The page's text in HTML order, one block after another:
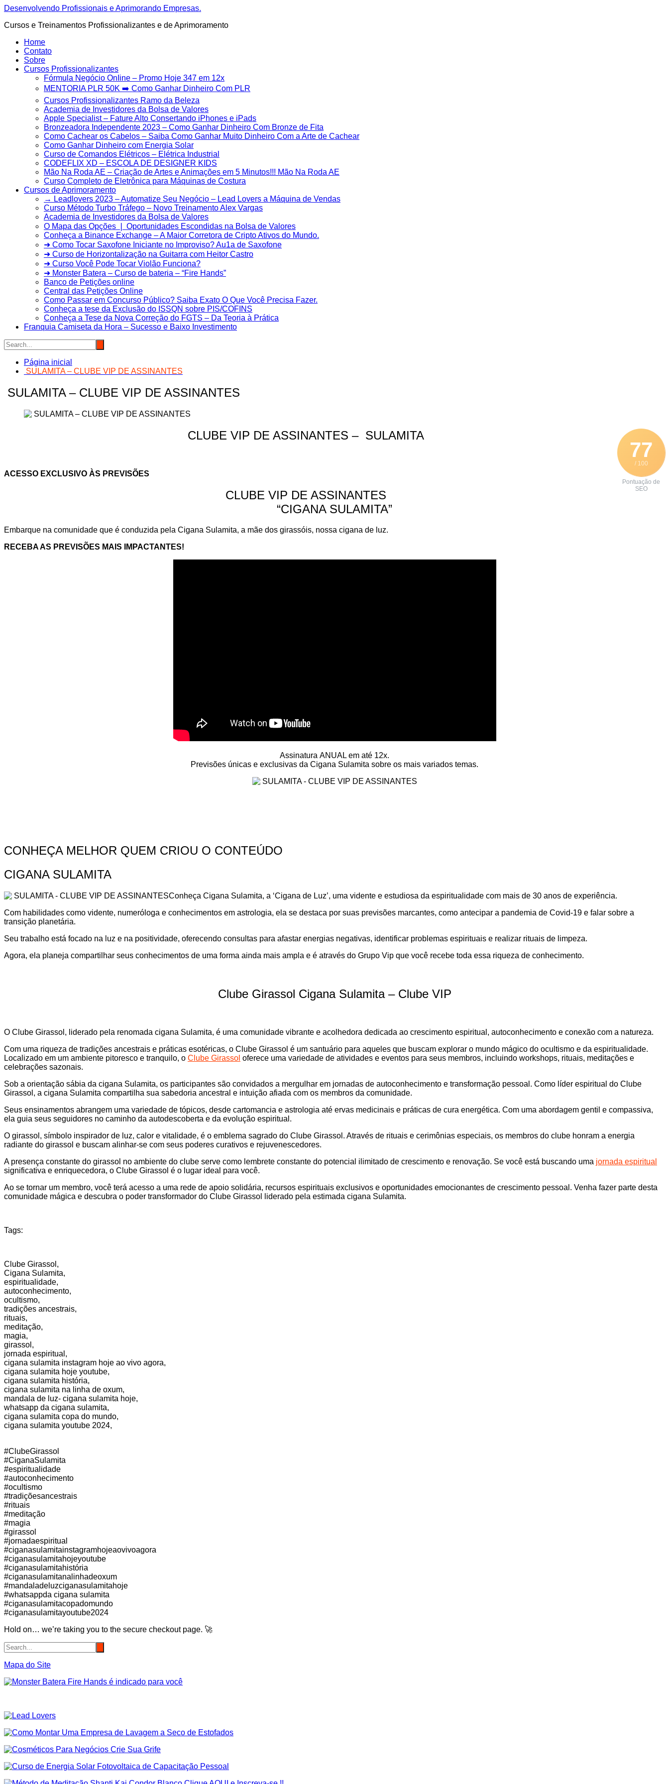
Ir
o
Desenvolvendo Profissionais e Aprimorando Empresas.
Cursos e Treinamentos Profissionalizantes e de Aprimoramento
Home
Contato
Sobre
Cursos Profissionalizantes
Fórmula Negócio OnIine – Promo Hoje 347 em 12x
MENTORIA PLR 50K ➡️ Como Ganhar Dinheiro Com PLR
Cursos Profissionalizantes Ramo da Beleza
Academia de Investidores da Bolsa de Valores
Apple Specialist – Fature Alto Consertando iPhones e iPads
Bronzeadora Independente 2023 – Como Ganhar Dinheiro Com Bronze de Fita
Como Cachear os Cabelos – Saiba Como Ganhar Muito Dinheiro Com a Arte de Cachear
Como Ganhar Dinheiro com Energia Solar
Curso de Comandos Elétricos – Elétrica Industrial
CODEFLIX XD – ESCOLA DE DESIGNER KIDS
Mão Na Roda AE – Criação de Artes e Animações em 5 Minutos!!! Mão Na Roda AE
Curso Completo de Eletrônica para Máquinas de Costura
Cursos de Aprimoramento
→ Leadlovers 2023 – Automatize Seu Negócio – Lead Lovers a Máquina de Vendas
Curso Método Turbo Tráfego – Novo Treinamento Alex Vargas
Academia de Investidores da Bolsa de Valores
O Mapa das Opções ❘ Oportunidades Escondidas na Bolsa de Valores
Conheça a Binance Exchange – A Maior Corretora de Cripto Ativos do Mundo.
➜ Como Tocar Saxofone Iniciante no Improviso? Au1a de Saxofone
➜ Curso de Horizontalização na Guitarra com Heitor Castro
➜ Curso Você Pode Tocar Violão Funciona?
➜ Monster Batera – Curso de bateria – “Fire Hands”‎
Banco de Petições online
Central das Petições Online
Como Passar em Concurso Público? Saiba Exato O Que Você Precisa Fazer.
Conheça a tese da Exclusão do ISSQN sobre PIS/COFINS
Conheça a Tese da Nova Correção do FGTS – Da Teoria à Prática
Franquia Camiseta da Hora – Sucesso e Baixo Investimento
Página inicial
SULAMITA – CLUBE VIP DE ASSINANTES
SULAMITA – CLUBE VIP DE ASSINANTES
77
/ 100
Pontuação de
SEO
CLUBE VIP DE ASSINANTES – SULAMITA
ACESSO EXCLUSIVO ÀS PREVISÕES
CLUBE VIP DE ASSINANTES
“CIGANA SULAMITA”
Embarque na comunidade que é conduzida pela Cigana Sulamita, a mãe dos girassóis, nossa cigana de luz.
RECEBA AS PREVISÕES MAIS IMPACTANTES!
Assinatura ANUAL em até 12x.
Previsões únicas e exclusivas da Cigana Sulamita sobre os mais variados temas.
CONHEÇA MELHOR QUEM CRIOU O CONTEÚDO
CIGANA SULAMITA
Conheça Cigana Sulamita, a ‘Cigana de Luz’, uma vidente e estudiosa da espiritualidade com mais de 30 anos de experiência.
Com habilidades como vidente, numeróloga e conhecimentos em astrologia, ela se destaca por suas previsões marcantes, como antecipar a pandemia de Covid-19 e falar sobre a
transição planetária.
Seu trabalho está focado na luz e na positividade, oferecendo consultas para afastar energias negativas, identificar problemas espirituais e realizar rituais de limpeza.
Agora, ela planeja compartilhar seus conhecimentos de uma forma ainda mais ampla e é através do Grupo Vip que você recebe toda essa riqueza de conhecimento.
Clube Girassol Cigana Sulamita – Clube VIP
O Clube Girassol, liderado pela renomada cigana Sulamita, é uma comunidade vibrante e acolhedora dedicada ao crescimento espiritual, autoconhecimento e conexão com a natureza.
Com uma riqueza de tradições ancestrais e práticas esotéricas, o Clube Girassol é um santuário para aqueles que buscam explorar o mundo mágico do ocultismo e da espiritualidade.
Localizado em um ambiente pitoresco e tranquilo, o Clube Girassol oferece uma variedade de atividades e eventos para seus membros, incluindo workshops, rituais, meditações e
celebrações sazonais.
Sob a orientação sábia da cigana Sulamita, os participantes são convidados a mergulhar em jornadas de autoconhecimento e transformação pessoal. Como líder espiritual do Clube
Girassol, a cigana Sulamita compartilha sua sabedoria ancestral e intuição afiada com os membros da comunidade.
Seus ensinamentos abrangem uma variedade de tópicos, desde cartomancia e astrologia até ervas medicinais e práticas de cura energética. Com uma abordagem gentil e compassiva,
ela guia seus seguidores no caminho da autodescoberta e da evolução espiritual.
O girassol, símbolo inspirador de luz, calor e vitalidade, é o emblema sagrado do Clube Girassol. Através de rituais e cerimônias especiais, os membros do clube honram a energia
radiante do girassol e buscam alinhar-se com seus poderes curativos e rejuvenescedores.
A presença constante do girassol no ambiente do clube serve como lembrete constante do potencial ilimitado de crescimento e renovação. Se você está buscando uma jornada espiritual
significativa e enriquecedora, o Clube Girassol é o lugar ideal para você.
Ao se tornar um membro, você terá acesso a uma rede de apoio solidária, recursos espirituais exclusivos e oportunidades emocionantes de crescimento pessoal. Venha fazer parte desta
comunidade mágica e descubra o poder transformador do Clube Girassol liderado pela estimada cigana Sulamita.
Tags:
Clube Girassol,
Cigana Sulamita,
espiritualidade,
autoconhecimento,
ocultismo,
tradições ancestrais,
rituais,
meditação,
magia,
girassol,
jornada espiritual,
cigana sulamita instagram hoje ao vivo agora,
cigana sulamita hoje youtube,
cigana sulamita história,
cigana sulamita na linha de oxum,
mandala de luz- cigana sulamita hoje,
whatsapp da cigana sulamita,
cigana sulamita copa do mundo,
cigana sulamita youtube 2024,
#ClubeGirassol
#CiganaSulamita
#espiritualidade
#autoconhecimento
#ocultismo
#tradiçõesancestrais
#rituais
#meditação
#magia
#girassol
#jornadaespiritual
#ciganasulamitainstagramhojeaovivoagora
#ciganasulamitahojeyoutube
#ciganasulamitahistória
#ciganasulamitanalinhadeoxum
#mandaladeluzciganasulamitahoje
#whatsappda cigana sulamita
#ciganasulamitacopadomundo
#ciganasulamitayoutube2024
Hold on… we’re taking you to the secure checkout page. 🚀
Mapa do Site